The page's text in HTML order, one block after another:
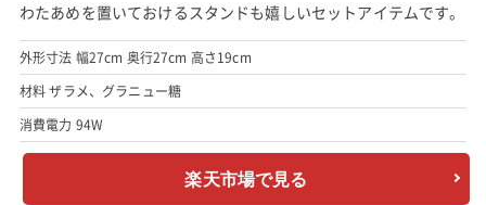
わたあめを置いておけるスタンドも嬉しいセットアイテムです。
外形寸法 幅27cm 奥行27cm 高さ19cm
材料 ザラメ、グラニュー糖
消費電力 94W
楽天市場で見る